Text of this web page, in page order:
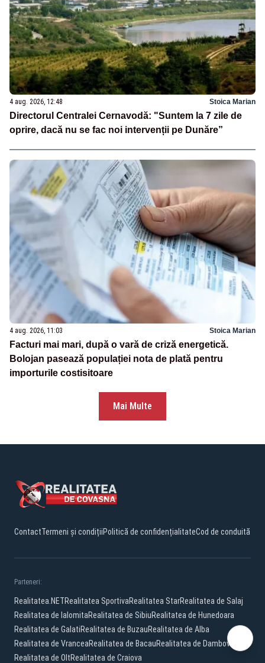
4 aug. 2026, 12:48 Stoica Marian
Directorul Centralei Cernavodă: "Suntem la 7 zile de
oprire, dacă nu se fac noi intervenții pe Dunăre”
4 aug. 2026, 11:03 Stoica Marian
Facturi mai mari, după o vară de criză energetică.
Bolojan pasează populației nota de plată pentru
importurile costisitoare
Mai Multe
ContactTermeni și condițiiPolitică de confidențialitateCod de conduită
Parteneri:
Realitatea.NETRealitatea SportivaRealitatea StarRealitatea de Salaj
Realitatea de IalomitaRealitatea de SibiuRealitatea de Hunedoara
Realitatea de GalatiRealitatea de BuzauRealitatea de Alba
Realitatea de VranceaRealitatea de BacauRealitatea de Dambovita
Realitatea de OltRealitatea de Craiova